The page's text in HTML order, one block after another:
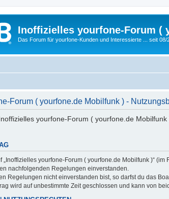
Inoffizielles yourfone-Forum (
Das Forum für yourfone-Kunden und Interessierte ... seit 08/
Forum ( yourfone.de Mobilfunk ) -
yourfone-Forum ( yourfone.de
„Inoffizielles yourfone-Forum ( yourfone.de Mobilfunk )“
nachfolgenden Regelungen einverstanden.
Regelungen nicht einverstanden bist, so darfst du das
wird auf unbestimmte Zeit geschlossen und kann von